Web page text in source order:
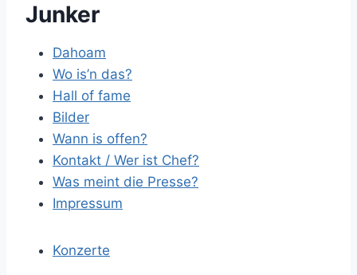
Junker
Dahoam
Wo is’n das?
Hall of fame
Bilder
Wann is offen?
Kontakt / Wer ist Chef?
Was meint die Presse?
Impressum
Konzerte